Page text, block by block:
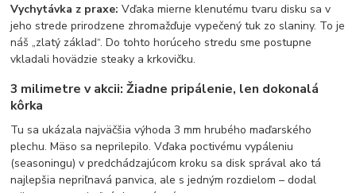
Vychytávka z praxe: Vďaka mierne klenutému tvaru disku sa v
jeho strede prirodzene zhromažďuje vypečený tuk zo slaniny. To je
náš „zlatý základ“. Do tohto horúceho stredu sme postupne
vkladali hovädzie steaky a krkovičku.
3 milimetre v akcii: Žiadne pripálenie, len dokonalá
kôrka
Tu sa ukázala najväčšia výhoda 3 mm hrubého maďarského
plechu. Mäso sa neprilepilo. Vďaka poctivému vypáleniu
(seasoningu) v predchádzajúcom kroku sa disk správal ako tá
najlepšia nepriľnavá panvica, ale s jedným rozdielom – dodal